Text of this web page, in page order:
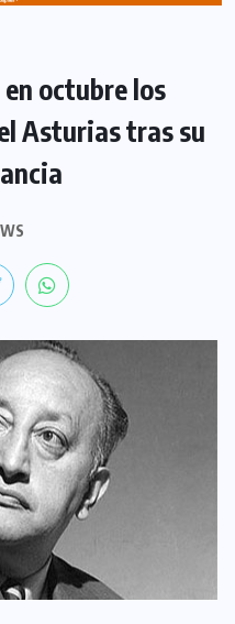
octubre los
Asturias tras su